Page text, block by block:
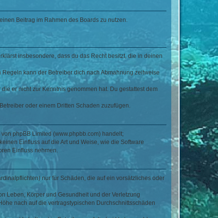
Beitrag im Rahmen des Boards zu nutzen.
insbesondere, dass du das Recht besitzt, die in deinen
kann der Betreiber dich nach Abmahnung zeitweise
er nicht zur Kenntnis genommen hat. Du gestattest dem
oder einem Dritten Schaden zuzufügen.
phpBB Limited (www.phpbb.com) handelt;
Einfluss auf die Art und Weise, wie die Software
Einfluss nehmen.
nur für Schäden, die auf ein vorsätzliches oder
Leben, Körper und Gesundheit und der Verletzung
nach auf die vertragstypischen Durchschnittsschäden